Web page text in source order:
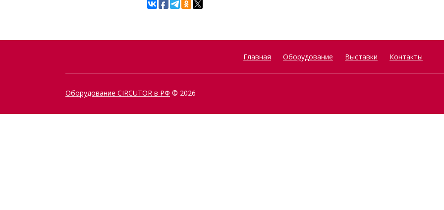
Главная Оборудование Выставки Контакты
Оборудование CIRCUTOR в РФ © 2026